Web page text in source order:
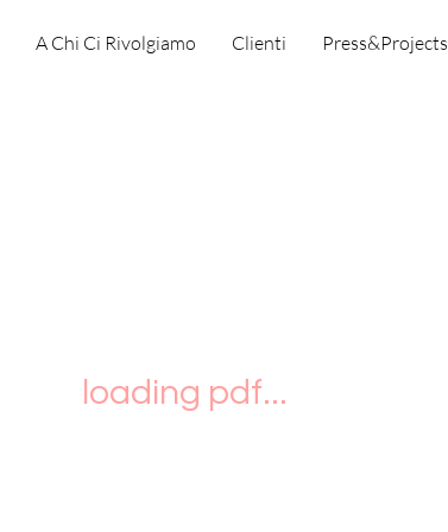
A Chi Ci Rivolgiamo Clienti Press&Projects
loading pdf...